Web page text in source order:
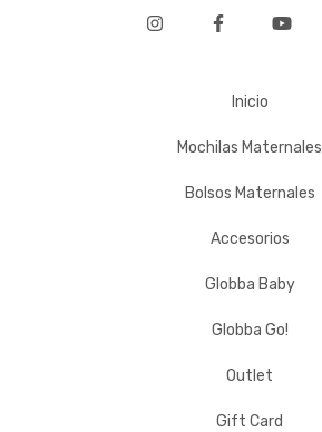
Inicio
Mochilas Maternales
Bolsos Maternales
Accesorios
Globba Baby
Globba Go!
Outlet
Gift Card